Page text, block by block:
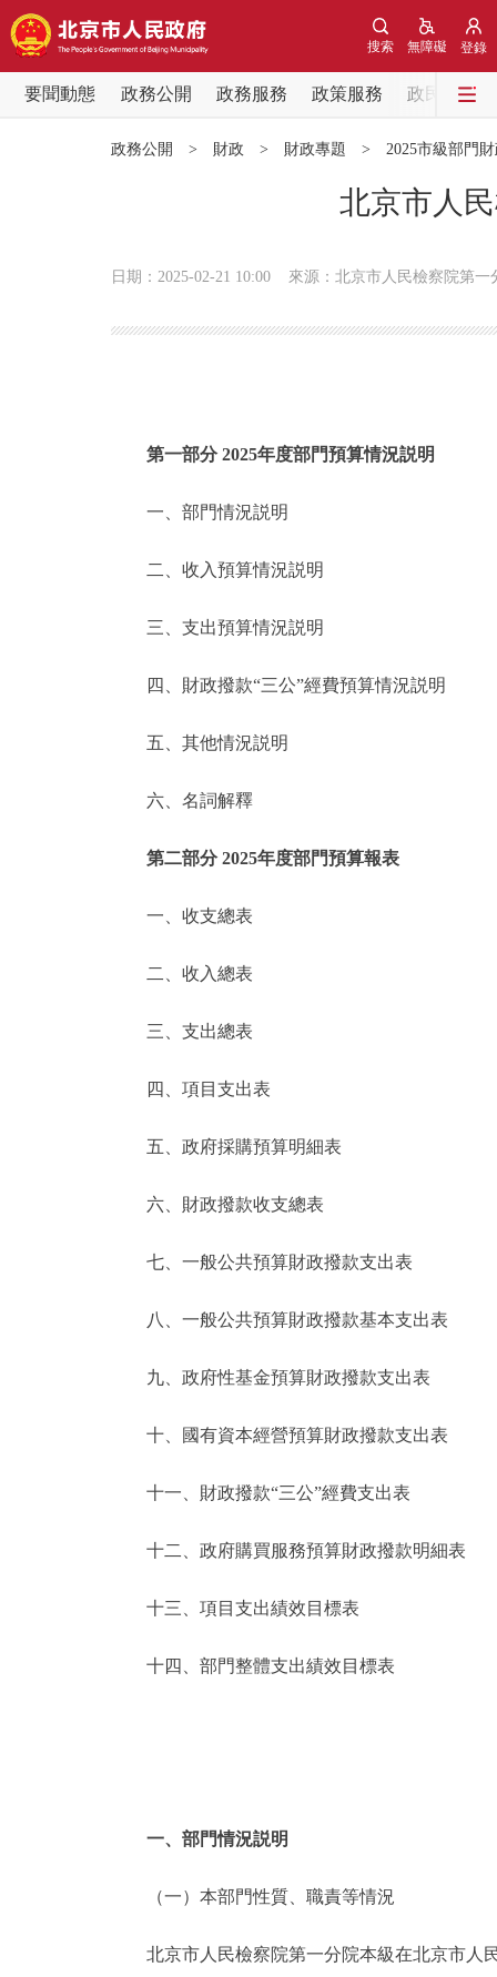
登錄
無障礙
搜索
要聞動態 政務公開 政務服務 政策服務
政民互動
便民服務
仲介服務
政民互動
12345網上接訴即辦
參與調查
走進北京
北京概況
綠色北京
ENGLISH
政務公開 > 財政 > 財政專題 > 2025市級部門
北京市人
日期：2025-02-21 10:00 來源：北京市人民檢察院第一
第一部分 2025年度部門預算情況説明
一、部門情況説明
二、收入預算情況説明
三、支出預算情況説明
四、財政撥款“三公”經費預算情況説明
五、其他情況説明
六、名詞解釋
第二部分 2025年度部門預算報表
一、收支總表
二、收入總表
三、支出總表
四、項目支出表
五、政府採購預算明細表
六、財政撥款收支總表
七、一般公共預算財政撥款支出表
八、一般公共預算財政撥款基本支出表
九、政府性基金預算財政撥款支出表
十、國有資本經營預算財政撥款支出表
十一、財政撥款“三公”經費支出表
十二、政府購買服務預算財政撥款明細表
十三、項目支出績效目標表
十四、部門整體支出績效目標表
一、部門情況説明
（一）本部門性質、職責等情況
北京市人民檢察院第一分院本級在北京市人